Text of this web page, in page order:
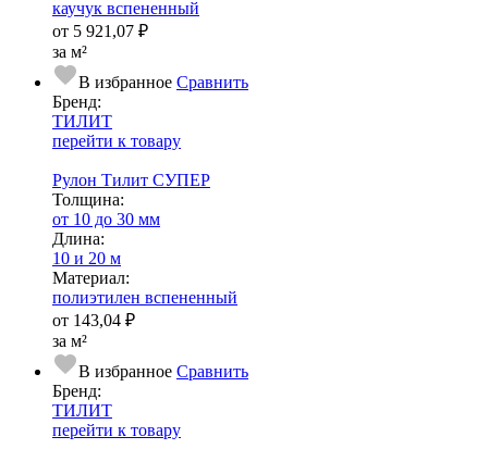
каучук вспененный
от 5 921,07 ₽
за м²
В избранное Сравнить
Бренд:
ТИЛИТ
перейти к товару
Рулон Тилит СУПЕР
Тол­щи­на:
от 10 до 30 мм
Длина:
10 и 20 м
Ма­­те­­ри­­ал:
полиэтилен вспененный
от 143,04 ₽
за м²
В избранное Сравнить
Бренд:
ТИЛИТ
перейти к товару